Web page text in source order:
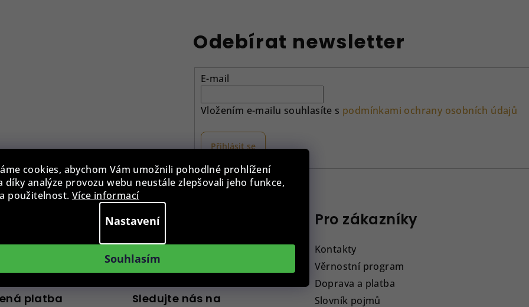
cookies, abychom Vám umožnili pohodlné prohlížení
díky analýze provozu webu neustále zlepšovali jeho funkce,
použitelnost. Více informací
Nastavení
Souhlasím
Odebírat newsletter
E-mail
Vložením e-mailu souhlasíte s podmínkami ochrany osobních údajů
Přihlásit se
Pro zákazníky
Kontakty
Věrnostní program
Doprava a platba
Slovník pojmů
platba
Provozovna
Po - Pá: 9:00 - 15:00
Více informací >
Sledujte nás na